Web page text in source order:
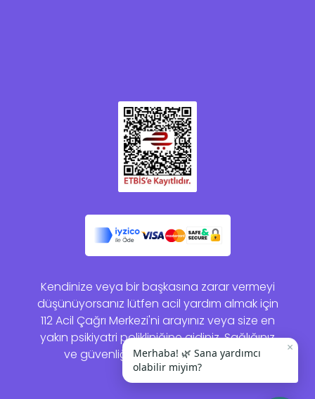
Kendinize veya bir başkasına zarar vermeyi
düşünüyorsanız lütfen acil yardım almak için
112 Acil Çağrı Merkezi'ni arayınız veya size en
yakın psikiyatri polikliniğine gidiniz. Sağlığınız
ve güvenliğiniz bizim için önemlidir.
×
Merhaba! 🌿 Sana yardımcı
olabilir miyim?